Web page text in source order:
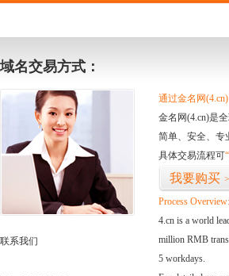
域名交易方式：
联系我们
通过金名网
金名网(4.cn)是
简单、安全、专
具体交易流程可
我要购买
Process Overview:
4.cn is a world
million RMB
5 workdays.